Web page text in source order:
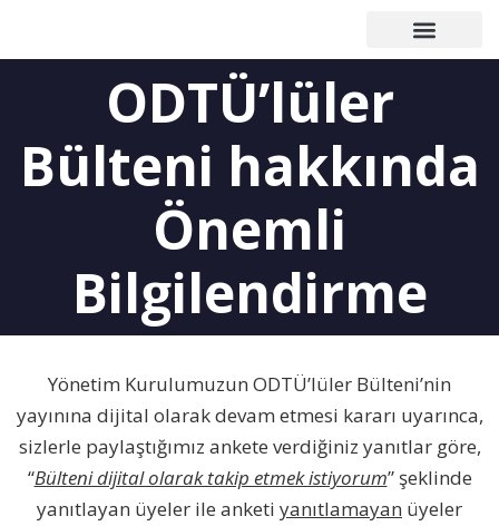
ODTÜ’lüler
Bülteni hakkında
Önemli
Bilgilendirme
Yönetim Kurulumuzun ODTÜ’lüler Bülteni’nin
yayınına dijital olarak devam etmesi kararı uyarınca,
sizlerle paylaştığımız ankete verdiğiniz yanıtlar göre,
“Bülteni dijital olarak takip etmek istiyorum” şeklinde
yanıtlayan üyeler ile anketi yanıtlamayan üyeler